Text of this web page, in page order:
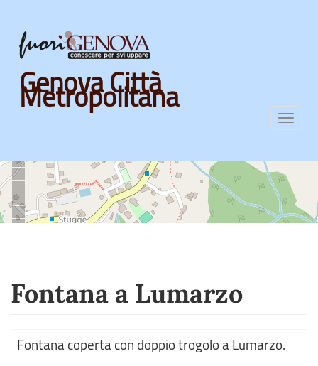
Skip
main
content
Genova Città
Metropolitana
Fontana a Lumarzo
Fontana coperta con doppio trogolo a Lumarzo.